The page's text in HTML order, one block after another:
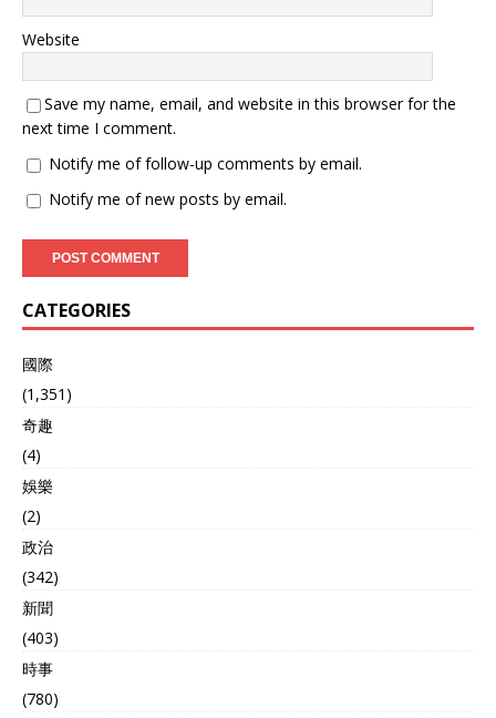
Website
Save my name, email, and website in this browser for the
next time I comment.
Notify me of follow-up comments by email.
Notify me of new posts by email.
CATEGORIES
國際
(1,351)
奇趣
(4)
娛樂
(2)
政治
(342)
新聞
(403)
時事
(780)